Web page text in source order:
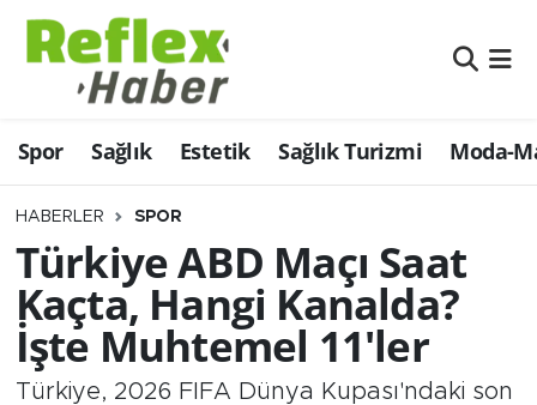
Spor Sağlık Estetik Sağlık Turizmi Moda-
HABERLER SPOR
Türkiye ABD Maçı Saat
Kaçta, Hangi Kanalda?
İşte Muhtemel 11'ler
Türkiye, 2026 FIFA Dünya Kupası'ndaki son
Eğitim
Estetik
Firmalardan
Güncel
İş ve Ekonomi
Moda-Magazin-Eğlence
Nöbetçi Eczaneler
Hava Durumu
Namaz Vakitleri
Trafik Durumu
Şampiyonlar Ligi Puan Durumu ve Fikstür
Tüm Manşetler